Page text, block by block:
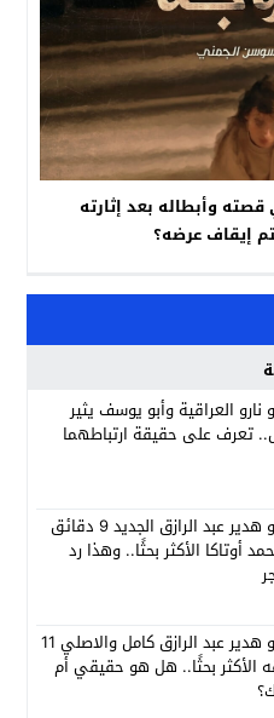
وأبطاله بعد إثارته
إيقاف عرضه؟
نارو العراقية وأبو يوسف يثير
تعرف على حقيقة ارتباطهما
فيديو هدير عبد الرازق الجديد 9 دقائق
أوتاكا الأكثر بحثًا.. وهذا رد
فيديو هدير عبد الرازق كامل والاصلي 11
الأكثر بحثًا.. هل هو حقيقي أم